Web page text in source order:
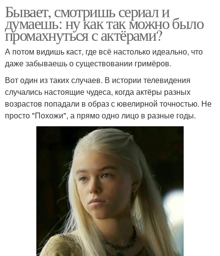
Бывает, смотришь сериал и
думаешь: ну как так можно было
промахнуться с актёрами?
А потом видишь каст, где всё настолько идеально, что
даже забываешь о существовании гримёров.
Вот один из таких случаев. В истории телевидения
случались настоящие чудеса, когда актёры разных
возрастов попадали в образ с ювелирной точностью. Не
просто "Похожи", а прямо одно лицо в разные годы.